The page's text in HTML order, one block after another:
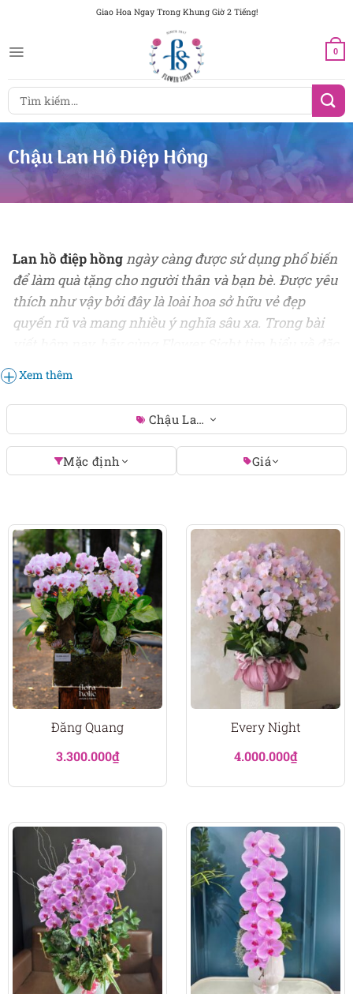
dung
Giao Hoa Ngay Trong Khung Giờ 2 Tiếng!
0
Tìm
kiếm:
Chậu Lan Hồ Điệp Hồng
Lan hồ điệp hồngngày càng được sử dụng phổ biến
để làm quà tặng cho người thân và bạn bè. Được yêu
thích như vậy bởi đây là loài hoa sở hữu vẻ đẹp
quyến rũ và mang nhiều ý nghĩa sâu xa. Trong bài
trưng, ý nghĩa của loài hoa này, cùng những mẫu lan
hồ điệp màu hồng đẹp và ấn tượng nhất nhé!
Xem thêm
Chậu Lan Hồ Điệp Hồng
Mặc định Giá
Đăng Quang
3.300.000₫
Every Night
4.000.000₫